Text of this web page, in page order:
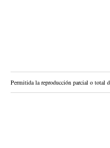
Permitida la reproducción parcial o total